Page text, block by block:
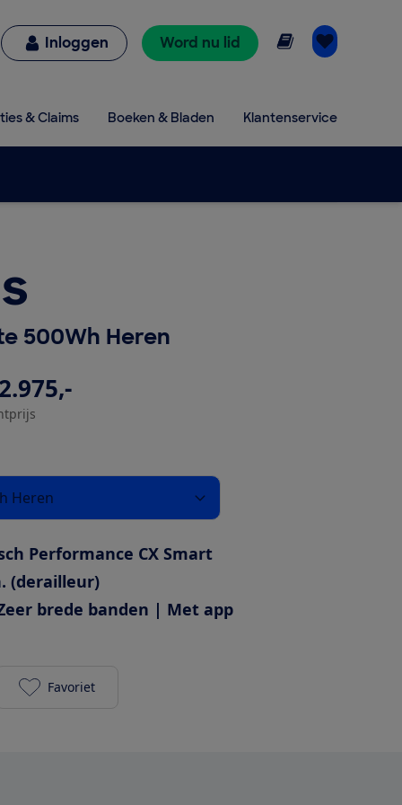
Inloggen Word nu lid Online lezen
& Claims Boeken & Bladen Klantenservice
500Wh Heren
Heren
Performance CX Smart
(derailleur)
brede banden | Met app
Pegasus Premio EVO 10 Lite 500Wh Heren
Favoriet